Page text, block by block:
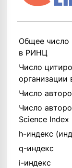
Общее число
в РИНЦ
Число
Число
Число
Science Index
h-индекс
q-индекс
i-индекс